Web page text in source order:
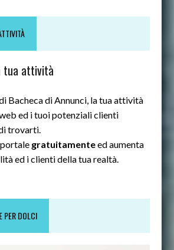
tua attività
Bacheca di Annunci, la tua attività
ed i tuoi potenziali clienti
trovarti.
gratuitamenteed aumenta
ed i clienti della tua realtà.
PER DOLCI